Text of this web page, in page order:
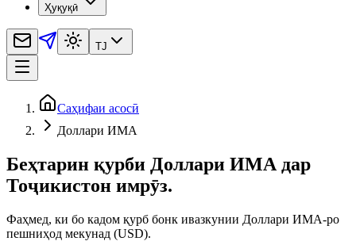
Ҳуқуқӣ
TJ
Саҳифаи асосӣ
Доллари ИМА
Беҳтарин қурби Доллари ИМА дар
Тоҷикистон имрӯз.
Фаҳмед, ки бо кадом қурб бонк ивазкунии Доллари ИМА-ро
пешниҳод мекунад (USD).